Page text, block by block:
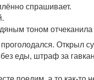
спрашивает.
тоном
Открыл
еды, штраф за